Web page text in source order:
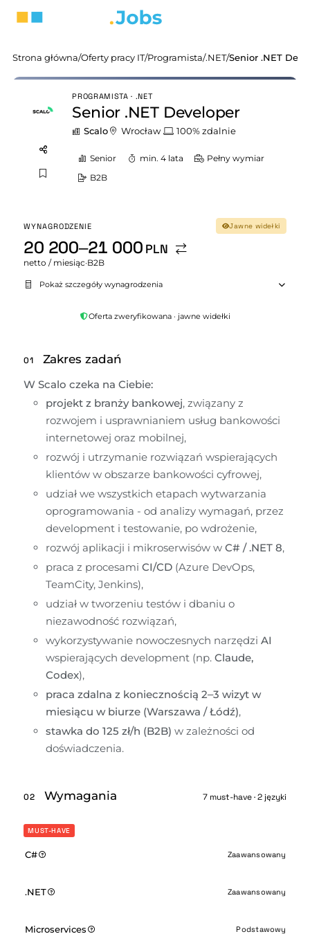
Strona główna/Oferty pracy IT/Programista/.NET/Senior .NET
PROGRAMISTA · .NET
Senior .NET Developer
Scalo Wrocław 100% zdalnie
Senior min. 4 lata
Pełny wymiar
B2B
WYNAGRODZENIE Jawne widełki
20 200–21 000 PLN
netto / miesiąc·B2B
Pokaż szczegóły wynagrodzenia
Oferta zweryfikowana · jawne widełki
01 Zakres zadań
W Scalo czeka na Ciebie:
projekt z branży bankowej, związany z
rozwojem i usprawnianiem usług bankowości
internetowej oraz mobilnej,
rozwój i utrzymanie rozwiązań wspierających
klientów w obszarze bankowości cyfrowej,
udział we wszystkich etapach wytwarzania
oprogramowania - od analizy wymagań, przez
development i testowanie, po wdrożenie,
rozwój aplikacji i mikroserwisów w C# / .NET 8,
praca z procesami CI/CD (Azure DevOps,
TeamCity, Jenkins),
udział w tworzeniu testów i dbaniu o
niezawodność rozwiązań,
wykorzystywanie nowoczesnych narzędzi AI
wspierających development (np. Claude,
Codex),
praca zdalna z koniecznością 2–3 wizyt w
miesiącu w biurze (Warszawa / Łódź),
stawka do 125 zł/h (B2B) w zależności od
doświadczenia.
02 Wymagania 7 must-have · 2 języki
MUST-HAVE
C# Zaawansowany
.NET Zaawansowany
Microservices Podstawowy